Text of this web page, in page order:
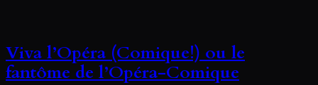
Viva l’Opéra (Comique!) ou le
fantôme de l’Opéra-Comique